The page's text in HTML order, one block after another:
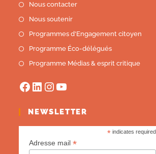
Nous contacter
Nous soutenir
Programmes d'Engagement citoyen
Programme Éco-délégués
Programme Médias & esprit critique
NEWSLETTER
* indicates required
Adresse mail*